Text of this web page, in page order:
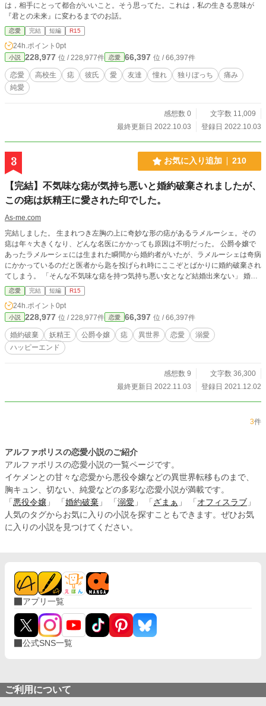
は，相手にとって都合がいいこと。そう思ってた。これは，私の生きる意味が
『君との未来』に変わるまでのお話。
恋愛 完結 短編 R15
24h.ポイント 0pt
小説 228,977 位 / 228,977件 恋愛 66,397 位 / 66,397件
恋愛 高校生 痣 彼氏 愛 友達 憧れ 独りぼっち
痛み
純愛
感想数 0
文字数 11,009
最終更新日 2022.10.03
登録日 2022.10.03
3 お気に入り追加 210
【完結】不気味な痣が気持ち悪いと婚約破棄されましたが、
この痣は妖精王に愛された印でした。
As-me.com
完結しました。 生まれつき左胸の上に奇妙な形の痣があるラメルーシェ。その
痣は年々大きくなり、どんな名医にかかっても原因は不明だった。 公爵令嬢で
あったラメルーシェには生まれた瞬間から婚約者がいたが、ラメルーシェは奇病
にかかっているのだと医者から匙を投げられ時にここぞとばかりに婚約破棄され
てしまう。 「そんな不気味な痣を持つ気持ち悪い女となど結婚出来ない」 婚約
者であった第三王子はずっと前から浮気していて、その美しい恋人と新たに婚約
をすると言い、すがり付くラメルーシェを殴ったのだった。 「王子の婚約者で
無くなればもうお前に価値は無い」と父親からも見捨てられ……婚約破棄など不
名誉だと、ラメルーシェは奇病で死んだ事にされ森の奥へと追放されてしまう。
残り少ないと思われる命が尽きるのをひっそりと待つ人生だったのだが……ラメ
ルーシェが１７歳になったその日に奇跡が起きたのだった。
恋愛 完結 短編 R15
24h.ポイント 0pt
小説 228,977 位 / 228,977件 恋愛 66,397 位 / 66,397件
婚約破棄 妖精王 公爵令嬢 痣 異世界 恋愛
溺愛
ハッピーエンド
感想数 9
文字数 36,300
最終更新日 2022.11.03
登録日 2021.12.02
3件
アルファポリスの恋愛小説のご紹介
アルファポリスの恋愛小説の一覧ページです。
イケメンとの甘々な恋愛から悪役令嬢などの異世界転移ものまで、
胸キュン、切ない、純愛などの多彩な恋愛小説が満載です。
「 悪役令嬢 」 「 婚約破棄 」 「 溺愛 」 「 ざまぁ 」 「 オフィスラブ 」
人気のタグからお気に入りの小説を探すこともできます。ぜひお気
に入りの小説を見つけてください。
アプリ一覧
公式SNS一覧
ご利用について